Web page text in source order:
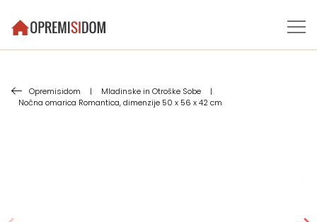
Opremisidom | Mladinske in Otroške Sobe
|
Nočna omarica Romantica, dimenzije 50 x 56 x 42 cm